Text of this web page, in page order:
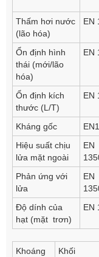
Thấm hơi nước
(lão hóa)
EN
Ổn định hình
thái (mới/lão
hóa)
EN
Ổn định kích
thước (L/T)
EN
Kháng gốc
Hiệu suất chịu
lửa mặt ngoài
EN
Phản ứng với
lửa
EN
Độ dính của
hạt (mặt trơn)
EN
Khoáng
Khối